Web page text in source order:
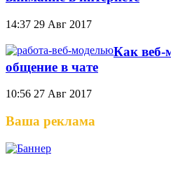
14:37 29 Авг 2017
Как веб-
общение в чате
10:56 27 Авг 2017
Ваша реклама